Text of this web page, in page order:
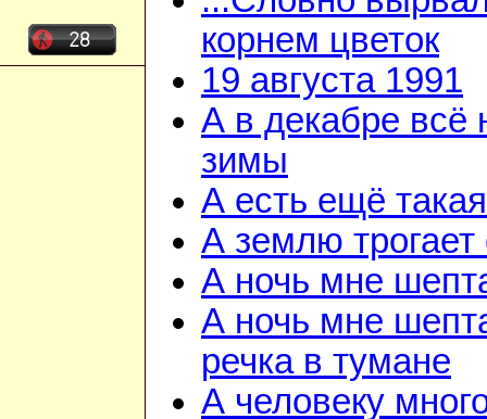
корнем цветок
19 августа 1991
А в декабре всё
зимы
А есть ещё
А землю трогает
А ночь мне
А ночь мне
речка в тумане
А человеку